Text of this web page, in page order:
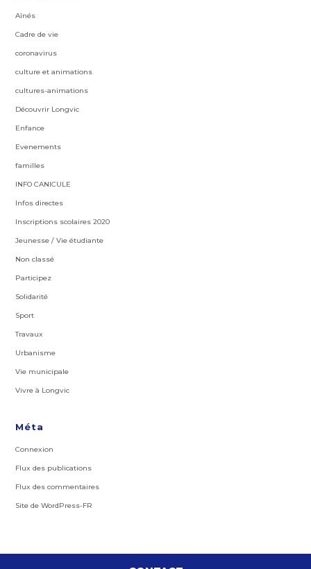
Aînés
Cadre de vie
coronavirus
culture et animations
cultures-animations
Découvrir Longvic
Enfance
Evenements
familles
INFO CANICULE
Infos directes
Inscriptions scolaires 2020
Jeunesse / Vie étudiante
Non classé
Participez
Solidarité
Sport
Travaux
Urbanisme
Vie municipale
Vivre à Longvic
Méta
Connexion
Flux des publications
Flux des commentaires
Site de WordPress-FR